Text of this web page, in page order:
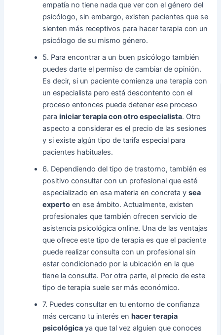
empatía no tiene nada que ver con el género del
psicólogo, sin embargo, existen pacientes que se
sienten más receptivos para hacer terapia con un
psicólogo de su mismo género.
5. Para encontrar a un buen psicólogo también
puedes darte el permiso de cambiar de opinión.
Es decir, si un paciente comienza una terapia con
un especialista pero está descontento con el
proceso entonces puede detener ese proceso
parainiciar terapia con otro especialista. Otro
aspecto a considerar es el precio de las sesiones
y si existe algún tipo de tarifa especial para
pacientes habituales.
6. Dependiendo del tipo de trastorno, también es
positivo consultar con un profesional que esté
especializado en esa materia en concreta ysea
experto en ese ámbito. Actualmente, existen
profesionales que también ofrecen servicio de
asistencia psicológica online. Una de las ventajas
que ofrece este tipo de terapia es que el paciente
puede realizar consulta con un profesional sin
estar condicionado por la ubicación en la que
tiene la consulta. Por otra parte, el precio de este
tipo de terapia suele ser más económico.
7. Puedes consultar en tu entorno de confianza
más cercano tu interés enhacer terapia
psicológica ya que tal vez alguien que conoces